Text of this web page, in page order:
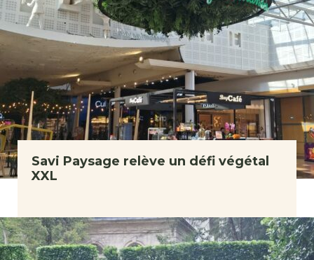
Savi Paysage relève un défi végétal
XXL